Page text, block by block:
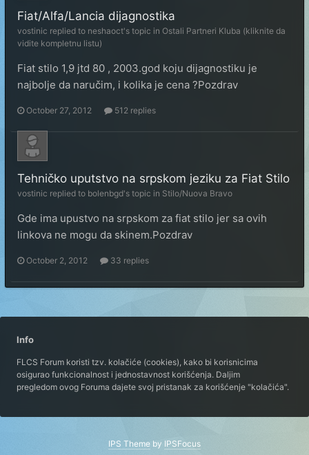
Fiat/Alfa/Lancia dijagnostika
vostinic replied to neshaoct's topic in Ostali Partneri Kluba (kliknite da
vidite kompletnu listu)
Fiat stilo 1,9 jtd 80 , 2003.god koju dijagnostiku je
najbolje da naručim, i kolika je cena ?Pozdrav
October 27, 2012 512 replies
Tehničko uputstvo na srpskom jeziku za Fiat Stilo
vostinic replied to bolenbgd's topic in Stilo/Nuova Bravo
Gde ima upustvo na srpskom za fiat stilo jer sa ovih
linkova ne mogu da skinem.Pozdrav
October 2, 2012 33 replies
Info
FLCS Forum koristi tzv. kolačiće (cookies), kako bi korisnicima
osigurao funkcionalnost i jednostavnost korišćenja. Daljim
pregledom ovog Foruma dajete svoj pristanak za korišćenje "kolačića".
IPS Theme by IPSFocus